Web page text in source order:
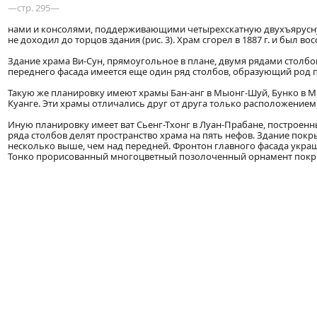
—стр. 295—
нами и консолями, поддерживающими четырехскатную
не доходил до торцов здания (рис. 3). Храм сгорел в 1887 г. и был
Здание храма Ви-Сун, прямоугольное в плане, двумя рядами
переднего фасада имеется еще один ряд столбов, образующий род
Такую же планировку имеют храмы Бан-анг в Мыонг-Шуй, Бунко в
Куанге. Эти храмы отличались друг от друга только
Иную планировку имеет ват Сьенг-Тхонг в Луан-Прабане,
ряда столбов делят пространство храма на пять нефов. Здание
несколько выше, чем над передней. Фронтон главного фасада
Тонко прорисованный многоцветный позолоченный орнамент